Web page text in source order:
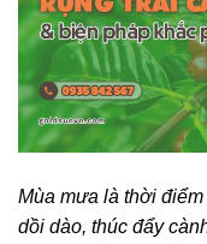
Mùa mưa là thời
dồi dào, thúc đẩy